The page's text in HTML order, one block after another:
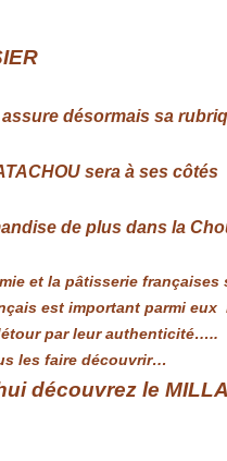
assure désormais sa
sera à ses côtés
de plus dans la
et la pâtisserie
est important parmi
par leur authenticité…..
les faire découvrir…
découvrez le